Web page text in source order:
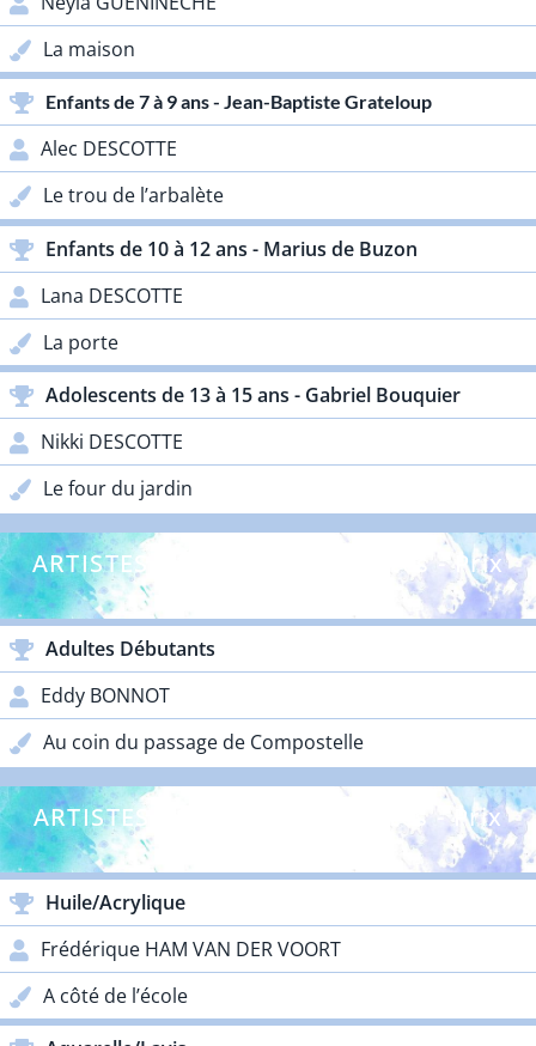
La maison
Enfants de 7 à 9 ans - Jean-Baptiste Grateloup
Alec DESCOTTE
Le trou de l’arbalète
Enfants de 10 à 12 ans - Marius de Buzon
Lana DESCOTTE
La porte
Adolescents de 13 à 15 ans - Gabriel Bouquier
Nikki DESCOTTE
Le four du jardin
ARTISTES DÉBUTANTS - Adultes - Prix
Adultes Débutants
Eddy BONNOT
Au coin du passage de Compostelle
ARTISTES CONFIRMÉS - Adultes - Prix
Huile/Acrylique
Frédérique HAM VAN DER VOORT
A côté de l’école